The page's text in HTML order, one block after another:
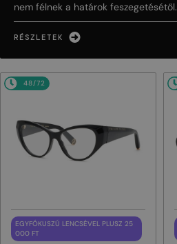
nem félnek a határok feszegetésétől.
RÉSZLETEK
48/72
EGYFÓKUSZÚ LENCSÉVEL PLUSZ 25
000 FT